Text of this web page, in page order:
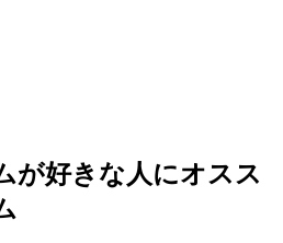
が好きな人にオスス